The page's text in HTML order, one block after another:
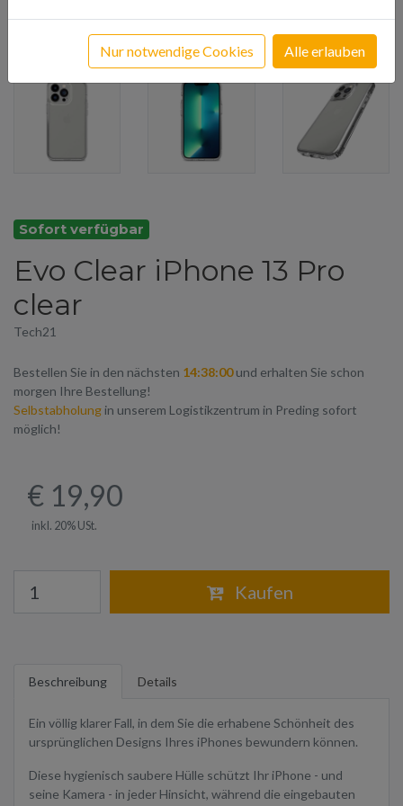
Nur notwendige Cookies Alle erlauben
Sofort verfügbar
Evo Clear iPhone 13 Pro
clear
Tech21
Bestellen Sie in den nächsten 14:37:59und erhalten Sie schon
morgen Ihre Bestellung!
Selbstabholung in unserem Logistikzentrum in Preding sofort
möglich!
€ 19,90
inkl. 20% USt.
Kaufen
Beschreibung Details
Ein völlig klarer Fall, in dem Sie die erhabene Schönheit des
ursprünglichen Designs Ihres iPhones bewundern können.
Diese hygienisch saubere Hülle schützt Ihr iPhone - und
seine Kamera - in jeder Hinsicht, während die eingebauten